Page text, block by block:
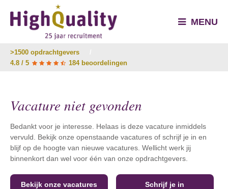
MENU
>1500 opdrachtgevers
4.8 / 5
184 beoordelingen
Vacature niet gevonden
Bedankt voor je interesse. Helaas is deze vacature inmiddels
vervuld. Bekijk onze openstaande vacatures of schrijf je in en
blijf op de hoogte van nieuwe vacatures. Wellicht werk jij
binnenkort dan wel voor één van onze opdrachtgevers.
Bekijk onze vacatures Schrijf je in